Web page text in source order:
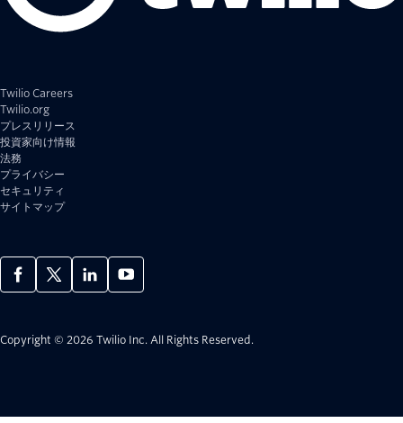
Twilio Careers
Twilio.org
プレスリリース
投資家向け情報
法務
プライバシー
セキュリティ
サイトマップ
Copyright © 2026 Twilio Inc. All Rights Reserved.